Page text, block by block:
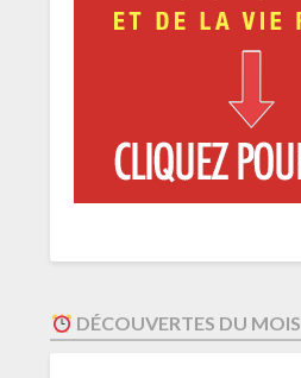
DÉCOUVERTES DU MOIS